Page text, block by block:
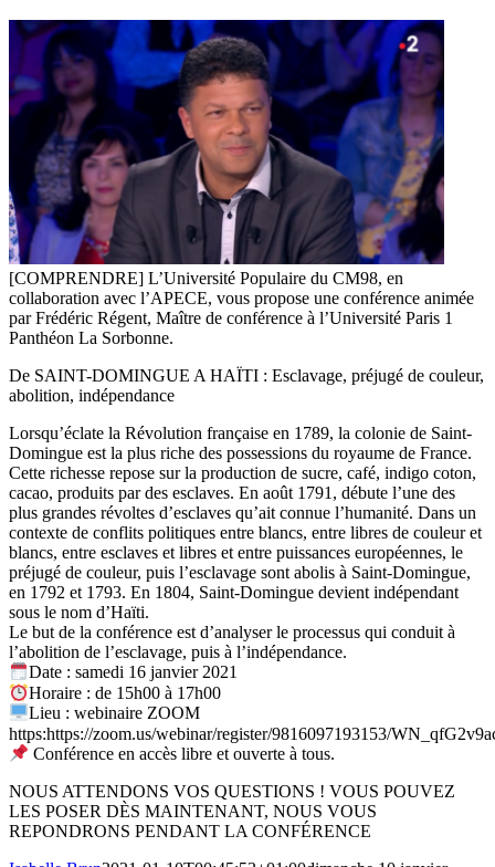
[COMPRENDRE] L’Université Populaire du CM98, en
collaboration avec l’APECE, vous propose une conférence animée
par Frédéric Régent, Maître de conférence à l’Université Paris 1
Panthéon La Sorbonne.
De SAINT-DOMINGUE A HAÏTI : Esclavage, préjugé de couleur,
abolition, indépendance
Lorsqu’éclate la Révolution française en 1789, la colonie de Saint-
Domingue est la plus riche des possessions du royaume de France.
Cette richesse repose sur la production de sucre, café, indigo coton,
cacao, produits par des esclaves. En août 1791, débute l’une des
plus grandes révoltes d’esclaves qu’ait connue l’humanité. Dans un
contexte de conflits politiques entre blancs, entre libres de couleur et
blancs, entre esclaves et libres et entre puissances européennes, le
préjugé de couleur, puis l’esclavage sont abolis à Saint-Domingue,
en 1792 et 1793. En 1804, Saint-Domingue devient indépendant
sous le nom d’Haïti.
Le but de la conférence est d’analyser le processus qui conduit à
l’abolition de l’esclavage, puis à l’indépendance.
Date : samedi 16 janvier 2021
Horaire : de 15h00 à 17h00
Lieu : webinaire ZOOM
https:https://zoom.us/webinar/register/9816097193153/
Conférence en accès libre et ouverte à tous.
NOUS ATTENDONS VOS QUESTIONS ! VOUS POUVEZ
LES POSER DÈS MAINTENANT, NOUS VOUS
REPONDRONS PENDANT LA CONFÉRENCE